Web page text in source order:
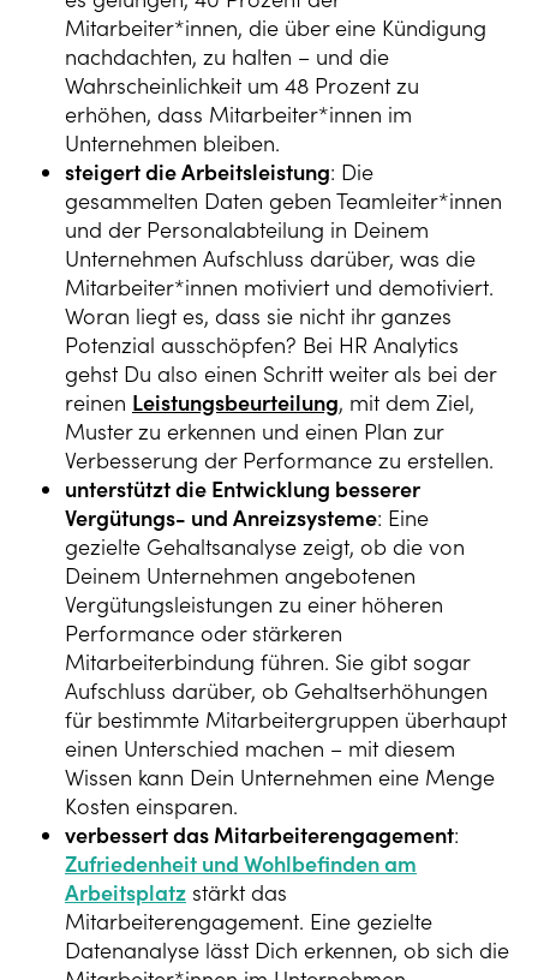
Mitarbeiter*innen, die über eine Kündigung
nachdachten, zu halten – und die
Wahrscheinlichkeit um 48 Prozent zu
erhöhen, dass Mitarbeiter*innen im
Unternehmen bleiben.
steigert die Arbeitsleistung: Die
gesammelten Daten geben Teamleiter*innen
und der Personalabteilung in Deinem
Unternehmen Aufschluss darüber, was die
Mitarbeiter*innen motiviert und demotiviert.
Woran liegt es, dass sie nicht ihr ganzes
Potenzial ausschöpfen? Bei HR Analytics
gehst Du also einen Schritt weiter als bei der
reinen Leistungsbeurteilung, mit dem Ziel,
Muster zu erkennen und einen Plan zur
Verbesserung der Performance zu erstellen.
unterstützt die Entwicklung besserer
Vergütungs- und Anreizsysteme: Eine
gezielte Gehaltsanalyse zeigt, ob die von
Deinem Unternehmen angebotenen
Vergütungsleistungen zu einer höheren
Performance oder stärkeren
Mitarbeiterbindung führen. Sie gibt sogar
Aufschluss darüber, ob Gehaltserhöhungen
für bestimmte Mitarbeitergruppen überhaupt
einen Unterschied machen – mit diesem
Wissen kann Dein Unternehmen eine Menge
Kosten einsparen.
verbessert das Mitarbeiterengagement:
Zufriedenheit und Wohlbefinden am
Arbeitsplatz stärkt das
Mitarbeiterengagement. Eine gezielte
Datenanalyse lässt Dich erkennen, ob sich die